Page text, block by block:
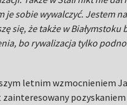
je sobie wywalczyć. Jestem
się, że także w Białymstoku
bo rywalizacja tylko
letnim wzmocnieniem
zainteresowany pozyskaniem